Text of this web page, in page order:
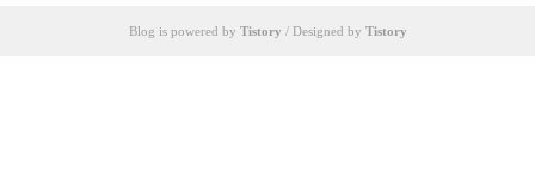
Blog is powered by Tistory / Designed by Tistory